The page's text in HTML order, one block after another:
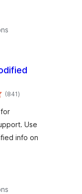
(841total
ratings
)
Use
info on